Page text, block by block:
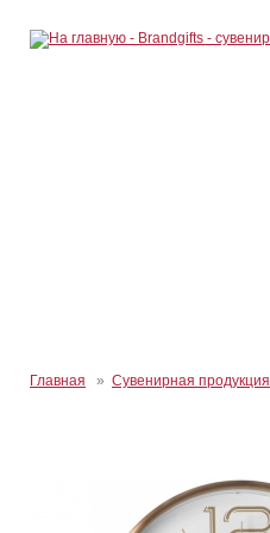
Главная » Сувенирная продукция